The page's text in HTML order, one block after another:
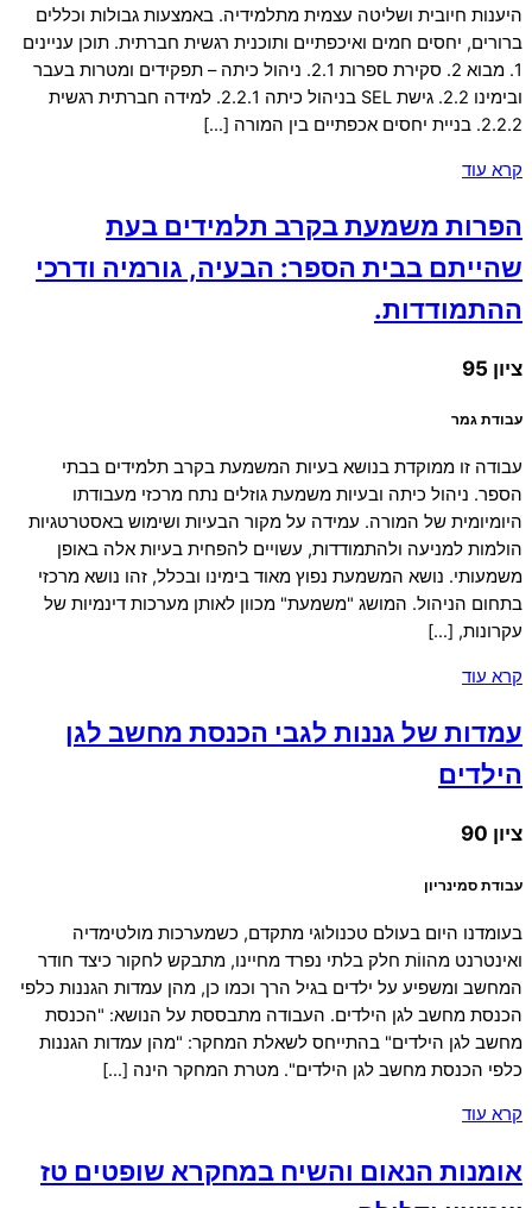
היענות חיובית ושליטה עצמית מתלמידיה. באמצעות גבולות וכללים
ברורים, יחסים חמים ואיכפתיים ותוכנית רגשית חברתית. תוכן עניינים
1. מבוא 2. סקירת ספרות 2.1. ניהול כיתה – תפקידים ומטרות בעבר
ובימינו 2.2. גישת SEL בניהול כיתה 2.2.1. למידה חברתית רגשית
2.2.2. בניית יחסים אכפתיים בין המורה […]
קרא עוד
הפרות משמעת בקרב תלמידים בעת
שהייתם בבית הספר: הבעיה, גורמיה ודרכי
ההתמודדות.
ציון 95
עבודת גמר
עבודה זו ממוקדת בנושא בעיות המשמעת בקרב תלמידים בבתי
הספר. ניהול כיתה ובעיות משמעת גוזלים נתח מרכזי מעבודתו
היומיומית של המורה. עמידה על מקור הבעיות ושימוש באסטרטגיות
הולמות למניעה ולהתמודדות, עשויים להפחית בעיות אלה באופן
משמעותי. נושא המשמעת נפוץ מאוד בימינו ובכלל, זהו נושא מרכזי
בתחום הניהול. המושג "משמעת" מכוון לאותן מערכות דינמיות של
עקרונות, […]
קרא עוד
עמדות של גננות לגבי הכנסת מחשב לגן
הילדים
ציון 90
עבודת סמינריון
בעומדנו היום בעולם טכנולוגי מתקדם, כשמערכות מולטימדיה
ואינטרנט מהווֹת חלק בלתי נפרד מחיינו, מתבקש לחקור כיצד חודר
המחשב ומשפיע על ילדים בגיל הרך וכמו כן, מהן עמדות הגננות כלפי
הכנסת מחשב לגן הילדים. העבודה מתבססת על הנושא: "הכנסת
מחשב לגן הילדים" בהתייחס לשאלת המחקר: "מהן עמדות הגננות
כלפי הכנסת מחשב לגן הילדים". מטרת המחקר הינה […]
קרא עוד
אומנות הנאום והשיח במחקרא שופטים טז